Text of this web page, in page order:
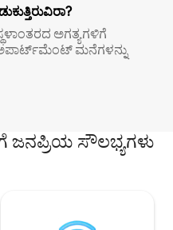
ಅಗತ್ಯಗಳಿಗೆ
ಅಪಾರ್ಟ್‌ಮೆಂಟ್ ಮನೆಗಳನ್ನು
ಜನಪ್ರಿಯ ಸೌಲಭ್ಯಗಳು